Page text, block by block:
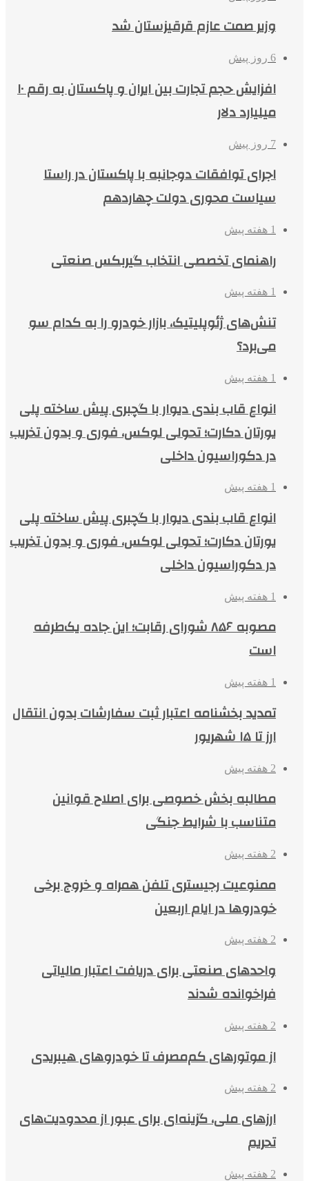
وزیر صمت عازم قرقیزستان شد
6 روز پیش
افزایش حجم تجارت بین ایران و پاکستان به رقم ۱۰
میلیارد دلار
7 روز پیش
اجرای توافقات دوجانبه با پاکستان در راستا
سیاست محوری دولت چهاردهم
1 هفته پیش
راهنمای تخصصی انتخاب گیربکس صنعتی
1 هفته پیش
تنش‌های ژئوپلیتیک، بازار خودرو را به کدام سو
می‌برد؟
1 هفته پیش
انواع قاب بندی دیوار با گچبری پیش ساخته پلی
یورتان دکارت؛ تحولی لوکس، فوری و بدون تخریب
در دکوراسیون داخلی
1 هفته پیش
انواع قاب بندی دیوار با گچبری پیش ساخته پلی
یورتان دکارت؛ تحولی لوکس، فوری و بدون تخریب
در دکوراسیون داخلی
1 هفته پیش
مصوبه ۸۵۶ شورای رقابت؛ این جاده یک‌طرفه
است
1 هفته پیش
تمدید بخشنامه اعتبار ثبت سفارشات بدون انتقال
ارز تا ۱۵ شهریور
2 هفته پیش
مطالبه بخش خصوصی برای اصلاح قوانین
متناسب با شرایط جنگی
2 هفته پیش
ممنوعیت رجیستری تلفن همراه و خروج برخی
خودروها در ایام اربعین
2 هفته پیش
واحدهای صنعتی برای دریافت اعتبار مالیاتی
فراخوانده شدند
2 هفته پیش
از موتورهای کم‌مصرف تا خودروهای هیبریدی
2 هفته پیش
ارزهای ملی، گزینه‌ای برای عبور از محدودیت‌های
تحریم
2 هفته پیش